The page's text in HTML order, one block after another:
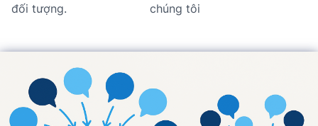
đối tượng.
chúng tôi